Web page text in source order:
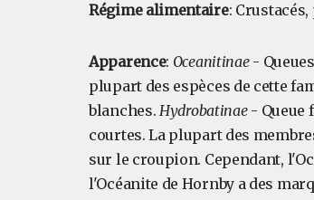
Régime alimentaire:
Apparence: Oceanitinae-
plupart des espèces de cette
blanches. Hydrobatinae- Queue
courtes. La plupart des
sur le croupion. Cependant,
l'Océanite de Hornby a des